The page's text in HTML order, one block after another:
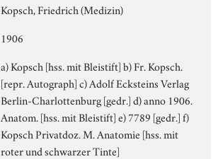
Kopsch, Friedrich (Medizin)
1906
a) Kopsch [hss. mit Bleistift] b) Fr. Kopsch.
[repr. Autograph] c) Adolf Ecksteins Verlag
Berlin-Charlottenburg [gedr.] d) anno 1906.
Anatom. [hss. mit Bleistift] e) 7789 [gedr.] f)
Kopsch Privatdoz. M. Anatomie [hss. mit
roter und schwarzer Tinte]